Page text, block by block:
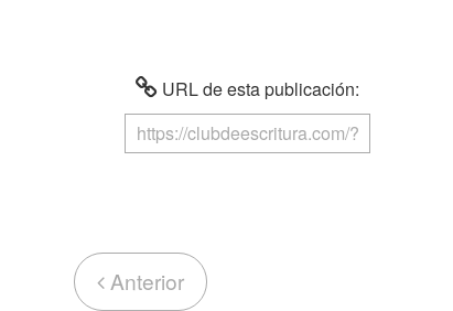
URL de esta publicación:
Anterior